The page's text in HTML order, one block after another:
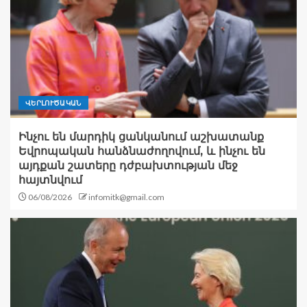
ՎԵՐԼՈՒԾԱԿԱՆ
Ինչու են մարդիկ ցանկանում աշխատանք
Եվրոպական հանձնաժողովում, և ինչու են
այդքան շատերը դժբախտության մեջ
հայտնվում
06/08/2026 infomitk@gmail.com